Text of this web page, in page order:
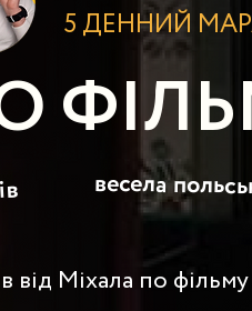
5 ДЕННИЙ
весела
від Міхала по